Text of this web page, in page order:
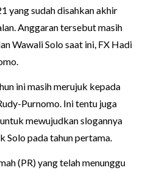
yang sudah disahkan akhir
Anggaran tersebut masih
Wawali Solo saat ini, FX Hadi
ini masih merujuk kepada
Purnomo. Ini tentu juga
mewujudkan slogannya
Solo pada tahun pertama.
(PR) yang telah menunggu